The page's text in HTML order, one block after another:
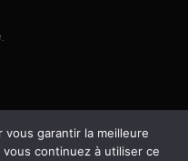
droits réservés. | Site
garantir la meilleure
continuez à utiliser ce